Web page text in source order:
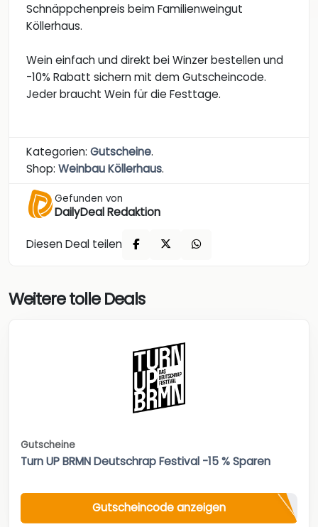
Schnäppchenpreis beim Familienweingut
Köllerhaus.
Wein einfach und direkt bei Winzer bestellen und
-10% Rabatt sichern mit dem Gutscheincode.
Jeder braucht Wein für die Festtage.
Kategorien: Gutscheine.
Shop: Weinbau Köllerhaus.
Gefunden von
DailyDeal Redaktion
Diesen Deal teilen
Weitere tolle Deals
Gutscheine
Turn UP BRMN Deutschrap Festival -15 % Sparen
Gutscheincode anzeigen